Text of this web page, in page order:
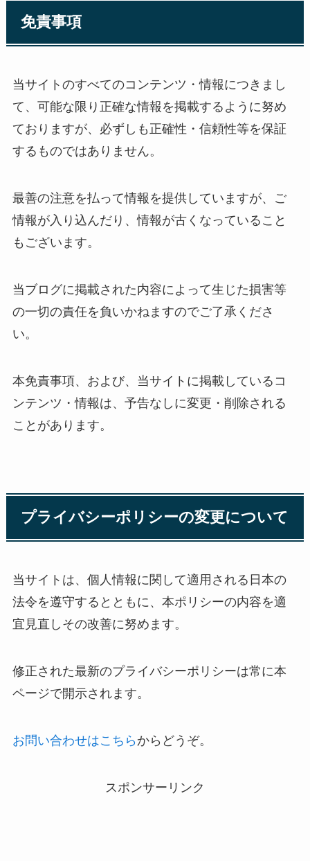
免責事項
当サイトのすべてのコンテンツ・情報につきまし
て、可能な限り正確な情報を掲載するように努め
ておりますが、必ずしも正確性・信頼性等を保証
するものではありません。
最善の注意を払って情報を提供していますが、ご
情報が入り込んだり、情報が古くなっていること
もございます。
当ブログに掲載された内容によって生じた損害等
の一切の責任を負いかねますのでご了承くださ
い。
本免責事項、および、当サイトに掲載しているコ
ンテンツ・情報は、予告なしに変更・削除される
ことがあります。
プライバシーポリシーの変更について
当サイトは、個人情報に関して適用される日本の
法令を遵守するとともに、本ポリシーの内容を適
宜見直しその改善に努めます。
修正された最新のプライバシーポリシーは常に本
ページで開示されます。
お問い合わせはこちら からどうぞ。
スポンサーリンク